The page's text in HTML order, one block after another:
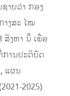
າບວ່າ ກອງ
ງສະ ໄໝ
ສິງຫາ ນີ້ ເພື່ອ
ການປະຕິບັດ
ແຜນ
2025)